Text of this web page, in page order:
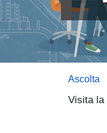
Ascolta
Visita la